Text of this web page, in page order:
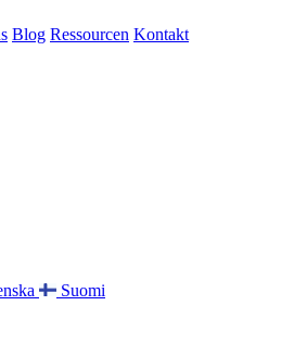
Blog Ressourcen Kontakt
Suomi